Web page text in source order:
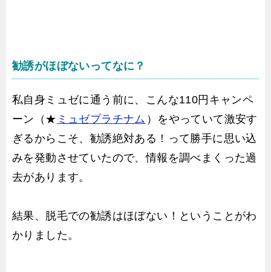
勧誘がほぼないってなに？
私自身ミュゼに通う前に、こんな110円キャンペ
ーン（★ ミュゼプラチナム ）をやっていて激安す
ぎるからこそ、勧誘絶対ある！って勝手に思い込
みを発動させていたので、情報を調べまくった過
去があります。
結果、脱毛での勧誘はほぼない！ということがわ
かりました。